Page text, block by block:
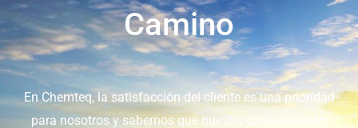
Camino
En Chemteq, la satisfacción del cliente es una prioridad
para nosotros y sabemos que nuestra comunicación